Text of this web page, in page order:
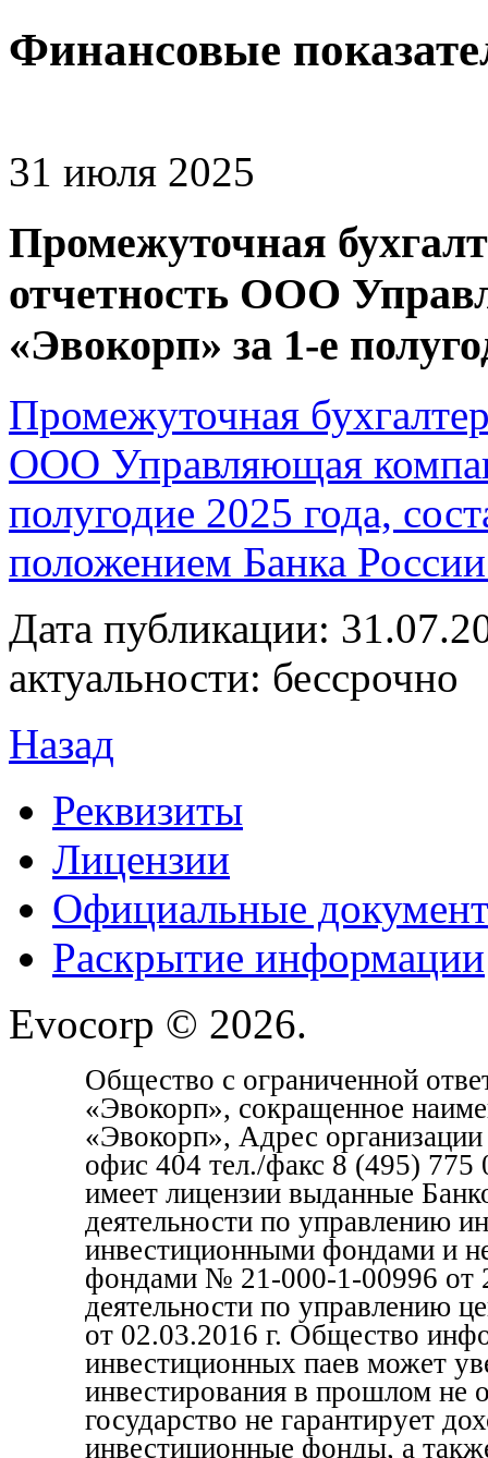
Финансовые
31 июля 2025
Промежуточная
отчетность ООО
«Эвокорп» за 1-е
Промежуточная
ООО Управляющая
полугодие 2025 года,
положением Банка
Дата публикации:
актуальности: бессрочно
Назад
Реквизиты
Лицензии
Официальные
Раскрытие информации
Evocorp © 2026.
Общество с ограниченной
«Эвокорп», сокращенное
«Эвокорп», Адрес
офис 404 тел./факс 8 (495)
имеет лицензии выданные
деятельности по управлению
инвестиционными фондами и
фондами № 21-000-1-00996 от
деятельности по управлению
от 02.03.2016 г. Общество
инвестиционных паев может
инвестирования в прошлом не
государство не гарантирует
инвестиционные фонды, а